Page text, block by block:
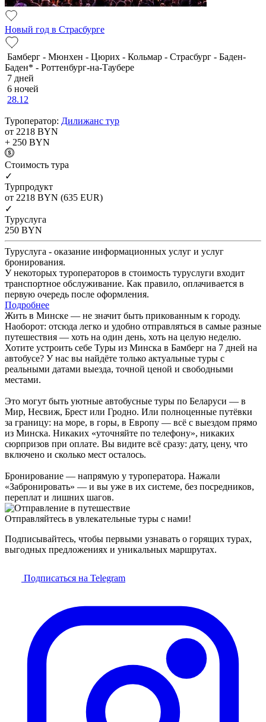
Новый год в Страсбурге
Бамберг - Мюнхен - Цюрих - Кольмар - Страсбург - Баден-
Баден* - Роттенбург-на-Таубере
7 дней
6 ночей
28.12
Туроператор: Дилижанс тур
от 2218 BYN
+ 250 BYN
Cтоимость тура
✓
Турпродукт
от 2218 BYN (635 EUR)
✓
Туруслуга
250 BYN
Туруслуга - оказание информационных услуг и услуг
бронирования.
У некоторых туроператоров в стоимость туруслуги входит
транспортное обслуживание. Как правило, оплачивается в
первую очередь после оформления.
Подробнее
Жить в Минске — не значит быть прикованным к городу.
Наоборот: отсюда легко и удобно отправляться в самые разные
путешествия — хоть на один день, хоть на целую неделю.
Хотите устроить себе Туры из Минска в Бамберг на 7 дней на
автобусе? У нас вы найдёте только актуальные туры с
реальными датами выезда, точной ценой и свободными
местами.
Это могут быть уютные автобусные туры по Беларуси — в
Мир, Несвиж, Брест или Гродно. Или полноценные путёвки
за границу: на море, в горы, в Европу — всё с выездом прямо
из Минска. Никаких «уточняйте по телефону», никаких
сюрпризов при оплате. Вы видите всё сразу: дату, цену, что
включено и сколько мест осталось.
Бронирование — напрямую у туроператора. Нажали
«Забронировать» — и вы уже в их системе, без посредников,
переплат и лишних шагов.
Отправляйтесь в увлекательные туры с нами!
Подписывайтесь, чтобы первыми узнавать о горящих турах,
выгодных предложениях и уникальных маршрутах.
Подписаться на Telegram